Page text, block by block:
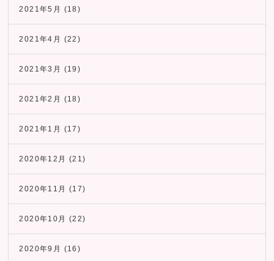
2021年5月 (18)
2021年4月 (22)
2021年3月 (19)
2021年2月 (18)
2021年1月 (17)
2020年12月 (21)
2020年11月 (17)
2020年10月 (22)
2020年9月 (16)